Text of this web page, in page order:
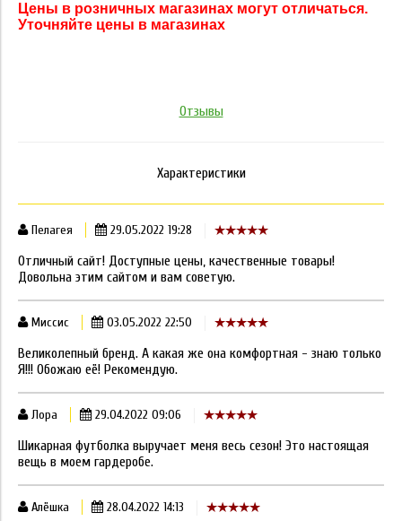
Цены в розничных магазинах могут отличаться.
Уточняйте цены в магазинах
Отзывы
Характеристики
Пелагея 29.05.2022 19:28
Отличный сайт! Доступные цены, качественные товары!
Довольна этим сайтом и вам советую.
Миссис 03.05.2022 22:50
Великолепный бренд. А какая же она комфортная - знаю только
Я!!! Обожаю её! Рекомендую.
Лора 29.04.2022 09:06
Шикарная футболка выручает меня весь сезон! Это настоящая
вещь в моем гардеробе.
Алёшка 28.04.2022 14:13